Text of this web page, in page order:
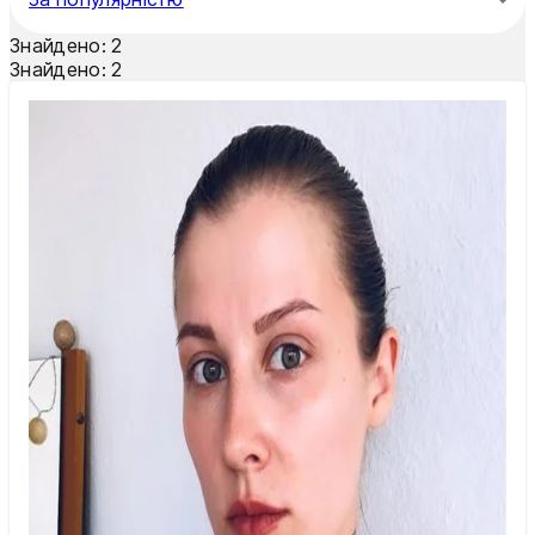
Тернопіль
Ужгород
Умань
Чернівці
Чернігів
Шостка
Житомир
Знайдено: 2
Знайдено: 2